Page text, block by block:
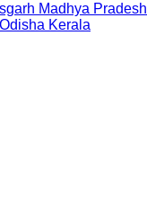
Madhya Pradesh
Odisha Kerala